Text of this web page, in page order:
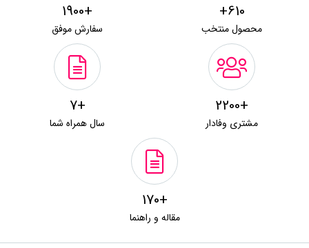
610+
محصول منتخب
+1900
سفارش موفق
+2200
مشتری وفادار
+7
سال همراه شما
+170
مقاله و راهنما